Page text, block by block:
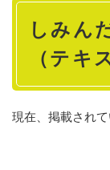
本
しみん
（テキ
現在、掲載されて